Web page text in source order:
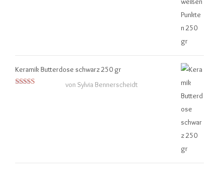
Keramik Butterdose schwarz 250 gr
von Sylvia Bennerscheidt